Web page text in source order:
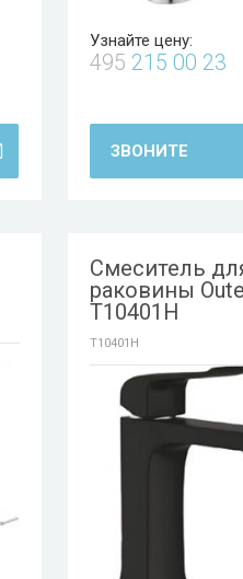
Узнайте цену:
495 215 00 23
ЗВОНИТЕ
Смеситель
раковины
T10401H
T10401H